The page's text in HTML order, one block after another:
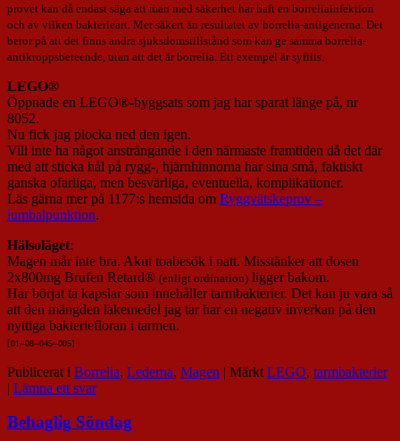
provet kan då endast säga att man med säkerhet har haft en borreliainfektion
och av vilken bakterieart. Mer säkert än resultatet av borrelia-antigenerna. Det
beror på att det finns andra sjuksdomstillstånd som kan ge samma borrelia-
antikroppsbeteende, utan att det är borrelia. Ett exempel är syfilis.
LEGO®
Öppnade en LEGO®-byggsats som jag har sparat länge på, nr
8052.
Nu fick jag plocka ned den igen.
Vill inte ha något ansträngande i den närmaste framtiden då det där
med att sticka hål på rygg-, hjärnhinnorna har sina små, faktiskt
ganska ofarliga, men besvärliga, eventuella, komplikationer.
Läs gärna mer på 1177:s hemsida om Ryggvätskeprov –
lumbalpunktion.
Hälsoläget:
Magen mår inte bra. Akut toabesök i natt. Misstänker att dosen
2x800mg Brufen Retard® (enligt ordination) ligger bakom.
Har börjat ta kapslar som innehåller tarmbakterier. Det kan ju vara så
att den mängden läkemedel jag tar har en negativ inverkan på den
nyttiga bakteriefloran i tarmen.
[01–08–045–005]
Publicerat i Borrelia, Lederna, Magen | Märkt LEGO, tarmbakterier
| Lämna ett svar
Behaglig Söndag